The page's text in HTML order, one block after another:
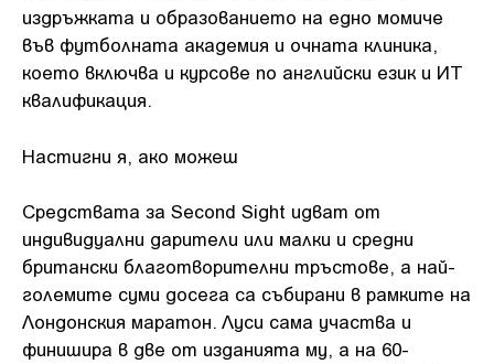
издръжката и образованието на едно момиче
във футболната академия и очната клиника,
което включва и курсове по английски език и ИT
квалификация.
Настигни я, ако можеш
Средствата за Second Sight идват от
индивидуални дарители или малки и средни
британски благотворителни тръстове, а най-
големите суми досега са събирани в рамките на
Лондонския маратон. Луси сама участва и
финишира в две от изданията му, а на 60-